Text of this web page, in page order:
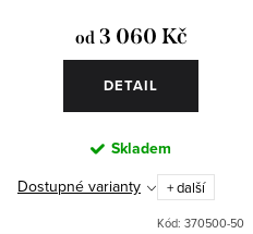
od3 060 Kč
DETAIL
Skladem
Dostupné varianty
+ další
Kód: 370500-50